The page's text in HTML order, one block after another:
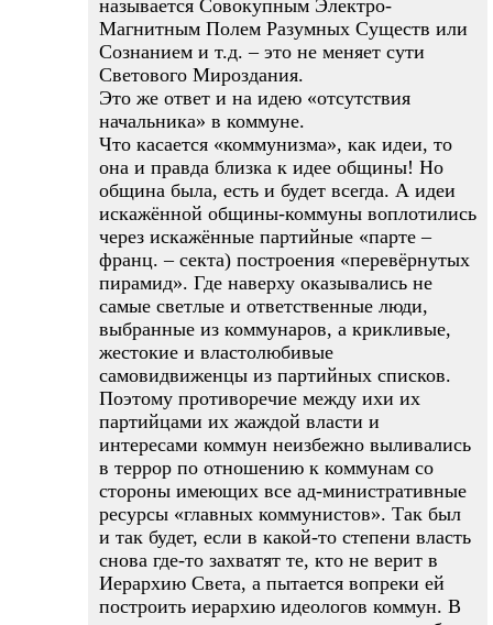
называется Совокупным Электро-
Магнитным Полем Разумных Существ или
Сознанием и т.д. – это не меняет сути
Светового Мироздания.
Это же ответ и на идею «отсутствия
начальника» в коммуне.
Что касается «коммунизма», как идеи, то
она и правда близка к идее общины! Но
община была, есть и будет всегда. А идеи
искажённой общины-коммуны воплотились
через искажённые партийные «парте –
франц. – секта) построения «перевёрнутых
пирамид». Где наверху оказывались не
самые светлые и ответственные люди,
выбранные из коммунаров, а крикливые,
жестокие и властолюбивые
самовидвиженцы из партийных списков.
Поэтому противоречие между ихи их
партийцами их жаждой власти и
интересами коммун неизбежно выливались
в террор по отношению к коммунам со
стороны имеющих все ад-министративные
ресурсы «главных коммунистов». Так был
и так будет, если в какой-то степени власть
снова где-то захватят те, кто не верит в
Иерархию Света, а пытается вопреки ей
построить иерархию идеологов коммун. В